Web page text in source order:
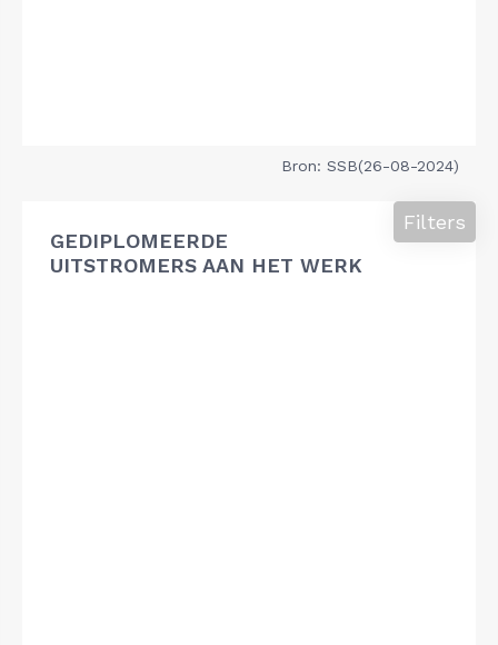
Bron: SSB(26-08-2024)
GEDIPLOMEERDE
UITSTROMERS AAN HET WERK
Filters